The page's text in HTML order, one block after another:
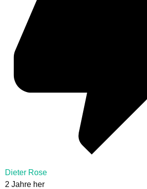
Dieter Rose
2 Jahre her